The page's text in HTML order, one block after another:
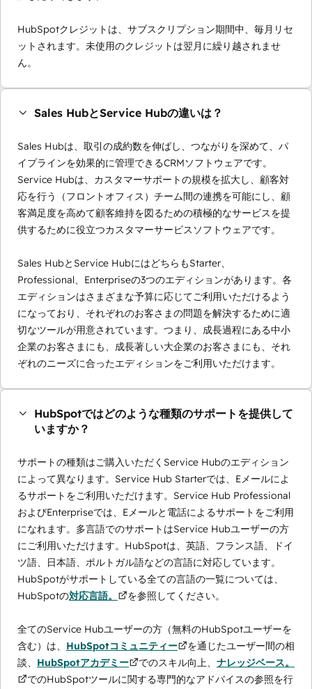
HubSpotクレジットは、サブスクリプション期間中、毎月リセ
ットされます。未使用のクレジットは翌月に繰り越されませ
ん。
Sales HubとService Hubの違いは？
Sales Hubは、取引の成約数を伸ばし、つながりを深めて、パ
イプラインを効果的に管理できるCRMソフトウェアです。
Service Hubは、カスタマーサポートの規模を拡大し、顧客対
応を行う（フロントオフィス）チーム間の連携を可能にし、顧
客満足度を高めて顧客維持を図るための積極的なサービスを提
供するために役立つカスタマーサービスソフトウェアです。
Sales HubとService HubにはどちらもStarter、
Professional、Enterpriseの3つのエディションがあります。各
エディションはさまざまな予算に応じてご利用いただけるよう
になっており、それぞれのお客さまの問題を解決するために適
切なツールが用意されています。つまり、成長過程にある中小
企業のお客さまにも、成長著しい大企業のお客さまにも、それ
ぞれのニーズに合ったエディションをご利用いただけます。
HubSpotではどのような種類のサポートを提供して
いますか？
サポートの種類はご購入いただくService Hubのエディション
によって異なります。Service Hub Starterでは、Eメールによ
るサポートをご利用いただけます。Service Hub Professional
およびEnterpriseでは、Eメールと電話によるサポートをご利用
になれます。多言語でのサポートはService Hubユーザーの方
にご利用いただけます。HubSpotは、英語、フランス語、ドイ
ツ語、日本語、ポルトガル語などの言語に対応しています。
HubSpotがサポートしている全ての言語の一覧については、
HubSpotの対応言語。 を参照してください。
全てのService Hubユーザーの方（無料のHubSpotユーザーを
含む）は、 HubSpotコミュニティー
を通じたユーザー間の相
談、 HubSpotアカデミー でのスキル向上、 ナレッジベース。
でのHubSpotツールに関する専門的なアドバイスの参照を行